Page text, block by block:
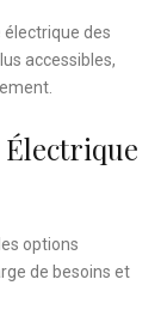
des
accessibles,
Électrique
options
de besoins et